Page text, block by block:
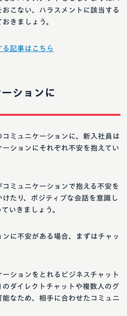
こない、ハラスメントに該当する
きましょう。
る記事はこちら
ションに
ミュニケーションに、新入社員は
ションにそれぞれ不安を抱えてい
ミュニケーションで抱える不安を
たり、ポジティブな会話を意識し
いきましょう。
に不安がある場合、まずはチャッ
ションをとれるビジネスチャット
ダイレクトチャットや複数人のグ
なため、相手に合わせたコミュニ